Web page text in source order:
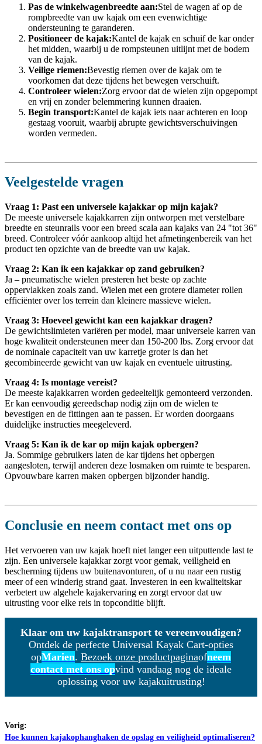
Pas de winkelwagenbreedte aan:Stel de wagen af ​​op de
rompbreedte van uw kajak om een ​​evenwichtige
ondersteuning te garanderen.
Positioneer de kajak:Kantel de kajak en schuif de kar onder
het midden, waarbij u de rompsteunen uitlijnt met de bodem
van de kajak.
Veilige riemen:Bevestig riemen over de kajak om te
voorkomen dat deze tijdens het bewegen verschuift.
Controleer wielen:Zorg ervoor dat de wielen zijn opgepompt
en vrij en zonder belemmering kunnen draaien.
Begin transport:Kantel de kajak iets naar achteren en loop
gestaag vooruit, waarbij abrupte gewichtsverschuivingen
worden vermeden.
Veelgestelde vragen
Vraag 1: Past een universele kajakkar op mijn kajak?
De meeste universele kajakkarren zijn ontworpen met verstelbare
breedte en steunrails voor een breed scala aan kajaks van 24 "tot 36"
breed. Controleer vóór aankoop altijd het afmetingenbereik van het
product ten opzichte van de breedte van uw kajak.
Vraag 2: Kan ik een kajakkar op zand gebruiken?
Ja – pneumatische wielen presteren het beste op zachte
oppervlakken zoals zand. Wielen met een grotere diameter rollen
efficiënter over los terrein dan kleinere massieve wielen.
Vraag 3: Hoeveel gewicht kan een kajakkar dragen?
De gewichtslimieten variëren per model, maar universele karren van
hoge kwaliteit ondersteunen meer dan 150-200 lbs. Zorg ervoor dat
de nominale capaciteit van uw karretje groter is dan het
gecombineerde gewicht van uw kajak en eventuele uitrusting.
Vraag 4: Is montage vereist?
De meeste kajakkarren worden gedeeltelijk gemonteerd verzonden.
Er kan eenvoudig gereedschap nodig zijn om de wielen te
bevestigen en de fittingen aan te passen. Er worden doorgaans
duidelijke instructies meegeleverd.
Vraag 5: Kan ik de kar op mijn kajak opbergen?
Ja. Sommige gebruikers laten de kar tijdens het opbergen
aangesloten, terwijl anderen deze losmaken om ruimte te besparen.
Opvouwbare karren maken opbergen bijzonder handig.
Conclusie en neem contact met ons op
Het vervoeren van uw kajak hoeft niet langer een uitputtende last te
zijn. Een universele kajakkar zorgt voor gemak, veiligheid en
bescherming tijdens uw buitenavonturen, of u nu naar een rustig
meer of een winderig strand gaat. Investeren in een kwaliteitskar
verbetert uw algehele kajakervaring en zorgt ervoor dat uw
uitrusting voor elke reis in topconditie blijft.
Klaar om uw kajaktransport te vereenvoudigen?
Ontdek de perfecte Universal Kayak Cart-opties
opMarien. Bezoek onze productpaginaofneem
contact met ons opvind vandaag nog de ideale
oplossing voor uw kajakuitrusting!
Vorig:
Hoe kunnen kajakophanghaken de opslag en veiligheid optimaliseren?